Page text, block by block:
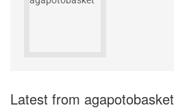
Latest from agapotobasket